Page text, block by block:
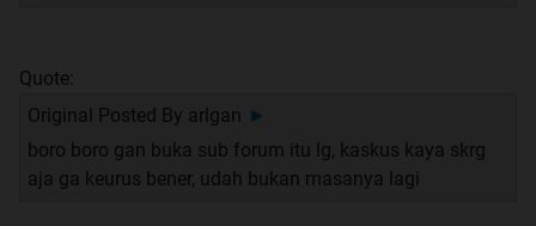
Quote:
Original Posted By arlgan ►
boro boro gan buka sub forum itu lg, kaskus kaya skrg
aja ga keurus bener, udah bukan masanya lagi